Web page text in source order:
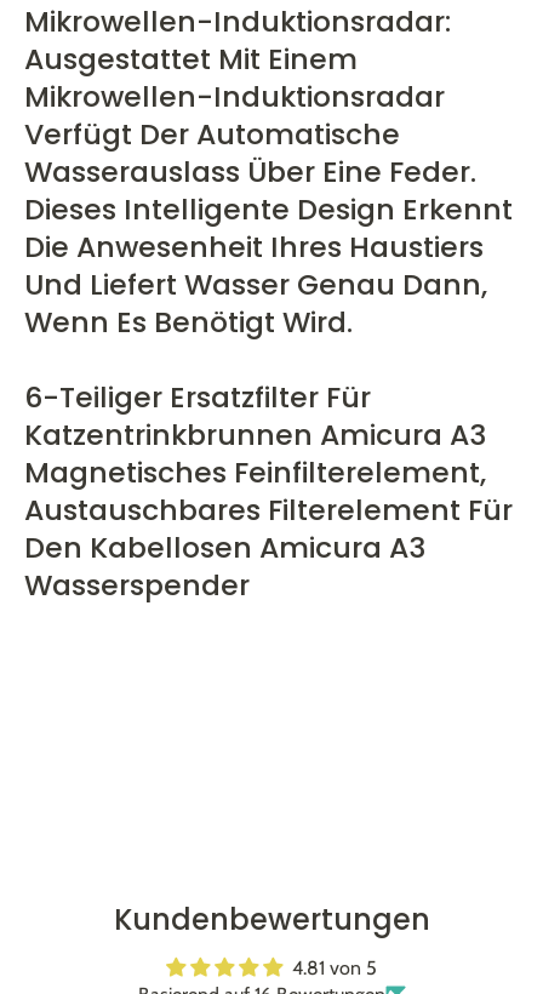
Mikrowellen-Induktionsradar:
Ausgestattet Mit Einem
Mikrowellen-Induktionsradar
Verfügt Der Automatische
Wasserauslass Über Eine Feder.
Dieses Intelligente Design Erkennt
Die Anwesenheit Ihres Haustiers
Und Liefert Wasser Genau Dann,
Wenn Es Benötigt Wird.
6-Teiliger Ersatzfilter Für
Katzentrinkbrunnen Amicura A3
Magnetisches Feinfilterelement,
Austauschbares Filterelement Für
Den Kabellosen Amicura A3
Wasserspender
Kundenbewertungen
4.81 von 5